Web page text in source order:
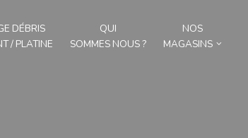
DÉBRIS
/ PLATINE
QUI
SOMMES NOUS ?
NOS
MAGASINS